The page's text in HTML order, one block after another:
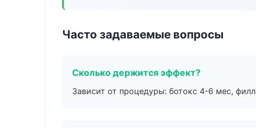
Часто задаваемые вопросы
Сколько держится эффект?
Зависит от процедуры: ботокс 4-6 мес,